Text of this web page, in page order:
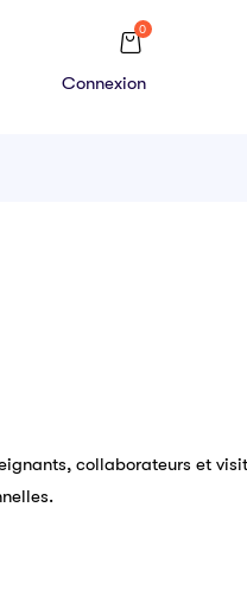
0
Connexion
collaborateurs et